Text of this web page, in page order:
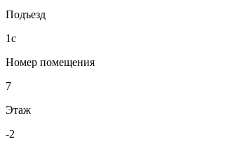
Подъезд
1с
Номер помещения
7
Этаж
-2